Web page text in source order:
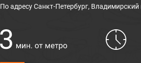
По адресуСанкт-Петербург, Владимирский